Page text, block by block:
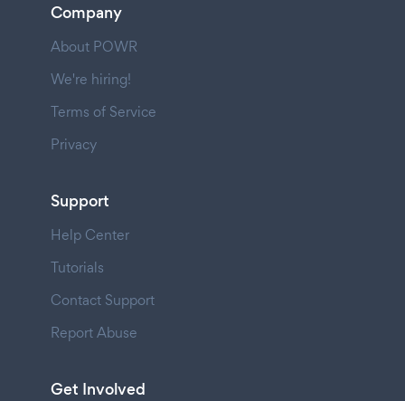
Company
About POWR
We're hiring!
Terms of Service
Privacy
Support
Help Center
Tutorials
Contact Support
Report Abuse
Get Involved